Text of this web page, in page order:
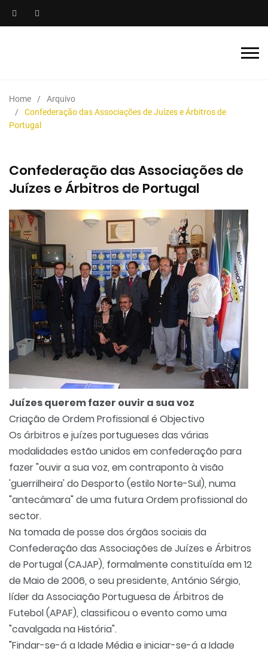
Home
Arquivo
Confederação das Associações de Juízes e Árbitros de
Portugal
Confederação das Associações de
Juízes e Árbitros de Portugal
Juízes querem fazer ouvir a sua voz
Criação de Ordem Profissional é Objectivo
Os árbitros e juízes portugueses das várias
modalidades estão unidos em confederação para
fazer "ouvir a sua voz, em contraponto à visão
'guerrilheira' do Desporto (estilo Norte-Sul), numa
"antecâmara" de uma futura Ordem profissional do
sector.
Na tomada de posse dos órgãos sociais da
Confederação das Associações de Juízes e Árbitros
de Portugal (CAJAP), formalmente constituída em 12
de Maio de 2006, o seu presidente, António Sérgio,
líder da Associação Portuguesa de Árbitros de
Futebol (APAF), classificou o evento como uma
"cavalgada na História".
"Findar-se-á a Idade Média e iniciar-se-á a Idade